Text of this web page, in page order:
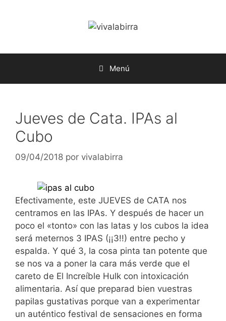
Menú
Jueves de Cata. IPAs al
Cubo
09/04/2018 por vivalabirra
Efectivamente, este JUEVES de CATA nos
centramos en las IPAs. Y después de hacer un
poco el «tonto» con las latas y los cubos la idea
será meternos 3 IPAS (¡¡3!!) entre pecho y
espalda. Y qué 3, la cosa pinta tan potente que
se nos va a poner la cara más verde que el
careto de El Increíble Hulk con intoxicación
alimentaria. Así que preparad bien vuestras
papilas gustativas porque van a experimentar
un auténtico festival de sensaciones en forma